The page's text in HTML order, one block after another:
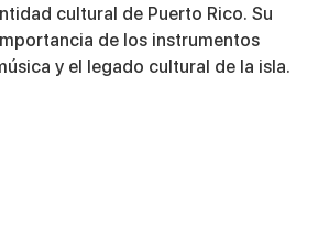
cultural de Puerto Rico. Su
de los instrumentos
y el legado cultural de la isla.